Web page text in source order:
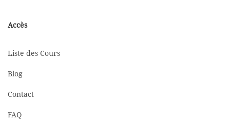
Accès
Liste des Cours
Blog
Contact
FAQ